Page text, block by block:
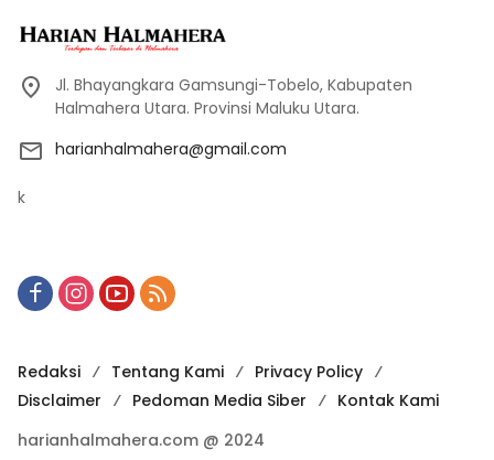
Jl. Bhayangkara Gamsungi-Tobelo, Kabupaten
Halmahera Utara. Provinsi Maluku Utara.
harianhalmahera@gmail.com
k
Redaksi Tentang Kami
Privacy Policy
Disclaimer
Pedoman Media Siber
Kontak Kami
harianhalmahera.com @ 2024